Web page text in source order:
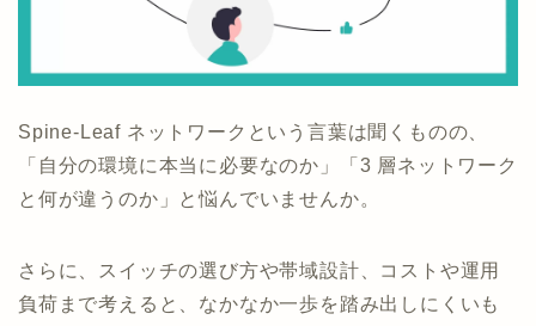
Spine-Leaf ネットワークという言葉は聞くものの、
「自分の環境に本当に必要なのか」「3 層ネットワーク
と何が違うのか」と悩んでいませんか。
さらに、スイッチの選び方や帯域設計、コストや運用
負荷まで考えると、なかなか一歩を踏み出しにくいも